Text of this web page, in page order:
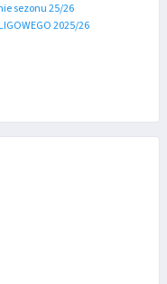
sezonu 25/26
2025/26